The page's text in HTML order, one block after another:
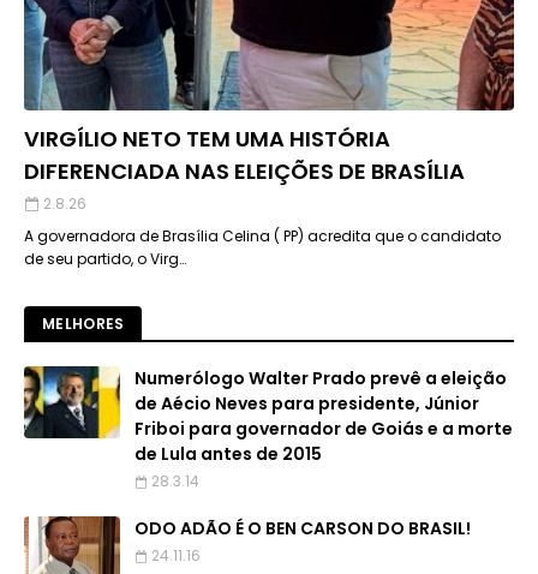
VIRGÍLIO NETO TEM UMA HISTÓRIA
DIFERENCIADA NAS ELEIÇÕES DE BRASÍLIA
2.8.26
A governadora de Brasília Celina ( PP) acredita que o candidato
de seu partido, o Virg…
MELHORES
Numerólogo Walter Prado prevê a eleição
de Aécio Neves para presidente, Júnior
Friboi para governador de Goiás e a morte
de Lula antes de 2015
28.3.14
ODO ADÃO É O BEN CARSON DO BRASIL!
24.11.16